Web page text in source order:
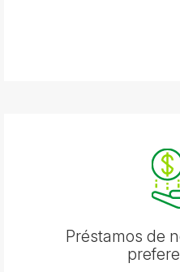
Préstamos de